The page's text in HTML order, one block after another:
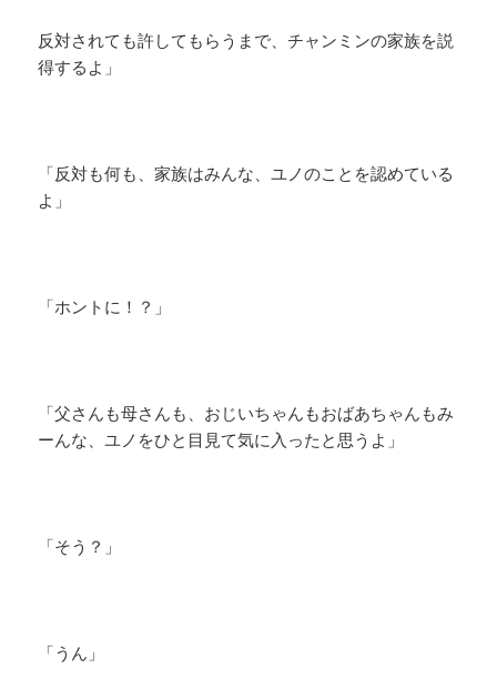
反対されても許してもらうまで、チャンミンの家族を説
得するよ」
「反対も何も、家族はみんな、ユノのことを認めている
よ」
「ホントに！？」
「父さんも母さんも、おじいちゃんもおばあちゃんもみ
ーんな、ユノをひと目見て気に入ったと思うよ」
「そう？」
「うん」